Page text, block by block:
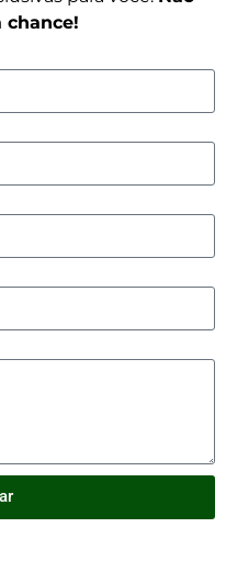
chance!